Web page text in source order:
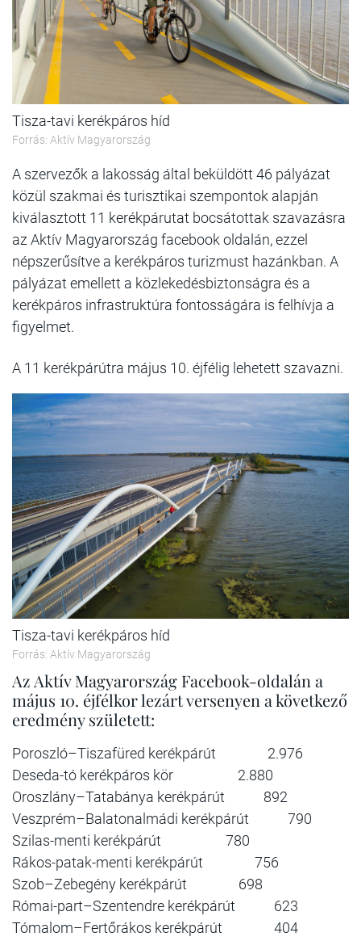
Tisza-tavi kerékpáros híd
Forrás: Aktív Magyarország
A szervezők a lakosság által beküldött 46 pályázat
közül szakmai és turisztikai szempontok alapján
kiválasztott 11 kerékpárutat bocsátottak szavazásra
az Aktív Magyarország facebook oldalán, ezzel
népszerűsítve a kerékpáros turizmust hazánkban. A
pályázat emellett a közlekedésbiztonságra és a
kerékpáros infrastruktúra fontosságára is felhívja a
figyelmet.
A 11 kerékpárútra május 10. éjfélig lehetett szavazni.
Tisza-tavi kerékpáros híd
Forrás: Aktív Magyarország
Az Aktív Magyarország Facebook-oldalán a
május 10. éjfélkor lezárt versenyen a következő
eredmény született:
Poroszló–Tiszafüred kerékpárút 2.976
Deseda-tó kerékpáros kör 2.880
Oroszlány–Tatabánya kerékpárút 892
Veszprém–Balatonalmádi kerékpárút 790
Szilas-menti kerékpárút 780
Rákos-patak-menti kerékpárút 756
Szob–Zebegény kerékpárút 698
Római-part–Szentendre kerékpárút 623
Tómalom–Fertőrákos kerékpárút 404